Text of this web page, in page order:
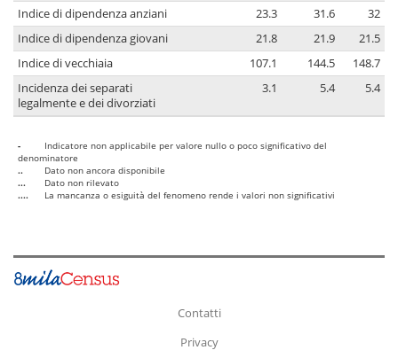
Indice di dipendenza anziani 23.3 31.6
32
Indice di dipendenza giovani
21.8 21.9
21.5
Indice di vecchiaia
107.1 144.5
148.7
Incidenza dei separati
legalmente e dei divorziati
3.1 5.4 5.4
-
Indicatore non applicabile per valore nullo o poco significativo del
denominatore
..
Dato non ancora disponibile
...
Dato non rilevato
....
La mancanza o esiguità del fenomeno rende i valori non significativi
Contatti
Privacy